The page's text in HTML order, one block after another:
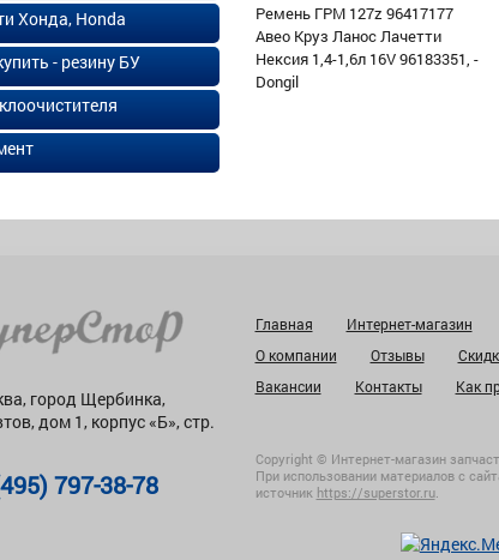
Ремень ГРМ 127z 96417177
Авео Круз Ланос Лачетти
Нексия 1,4-1,6л 16V 96183351, -
Dongil
Хонда, Honda
- резину БУ
город Щербинка,
дом 1, корпус «Б», стр.
797-38-78
Главная Интернет-магазин
О компании
Отзывы
Вакансии
Контакты Как
Copyright © Интернет-магазин
При использовании материалов с
источник https://superstor.ru.